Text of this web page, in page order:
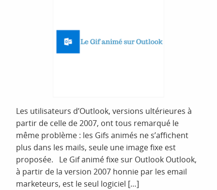
Les utilisateurs d’Outlook, versions ultérieures à
partir de celle de 2007, ont tous remarqué le
même problème : les Gifs animés ne s’affichent
plus dans les mails, seule une image fixe est
proposée. Le Gif animé fixe sur Outlook Outlook,
à partir de la version 2007 honnie par les email
marketeurs, est le seul logiciel […]